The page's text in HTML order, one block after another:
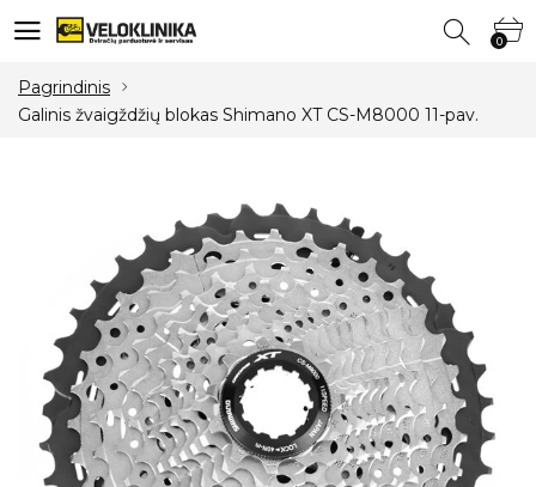
0 0
Pagrindinis
Galinis žvaigždžių blokas Shimano XT CS-M8000 11-pav.